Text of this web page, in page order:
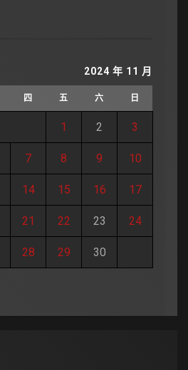
2024 年 11 月
四 五 六 日
1 2 3
7 8 9 10
14 15 16 17
21 22 23 24
28 29 30